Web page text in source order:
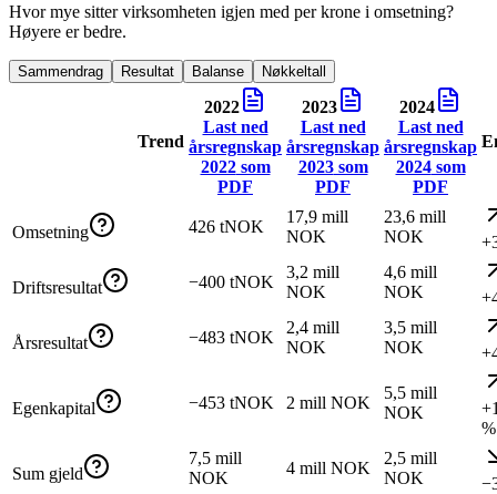
Hvor mye sitter virksomheten igjen med per krone i omsetning?
Høyere er bedre.
Sammendrag Resultat Balanse Nøkkeltall
Trend
2022
Last ned
årsregnskap
2022som
PDF
2023
Last ned
årsregnskap
2023som
PDF
2024
Last ned
årsregnskap
2024som
PDF
Omsetning 426 tNOK
17,9 mill
NOK
23,6 mill
NOK
Driftsresultat −400 tNOK
3,2 mill
NOK
4,6 mill
NOK
Årsresultat −483 tNOK
2,4 mill
NOK
3,5 mill
NOK
Egenkapital −453 tNOK 2 mill NOK
5,5 mill
NOK
%
Sum gjeld
7,5 mill
NOK
4 mill NOK
2,5 mill
NOK